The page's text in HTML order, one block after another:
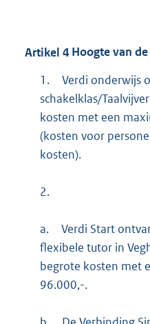
Artikel 4 Hoogte van
1.
Verdi onderwijs
schakelklas/
kosten met een
(kosten voor
kosten).
2.
a.
Verdi Start
flexibele tutor in
begrote kosten met
96.000,-.